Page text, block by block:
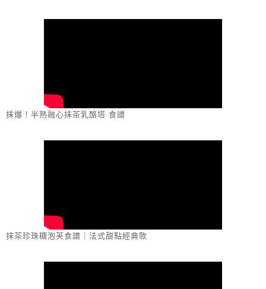
抹爆！半熟融心抹茶乳酪塔 食譜
抹茶珍珠糖泡芙食譜｜法式甜點經典款